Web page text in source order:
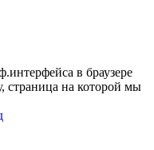
в браузере
страница на которой мы